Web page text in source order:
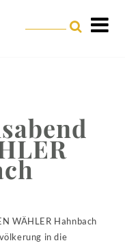
WÄHLER Hahnbach
in die